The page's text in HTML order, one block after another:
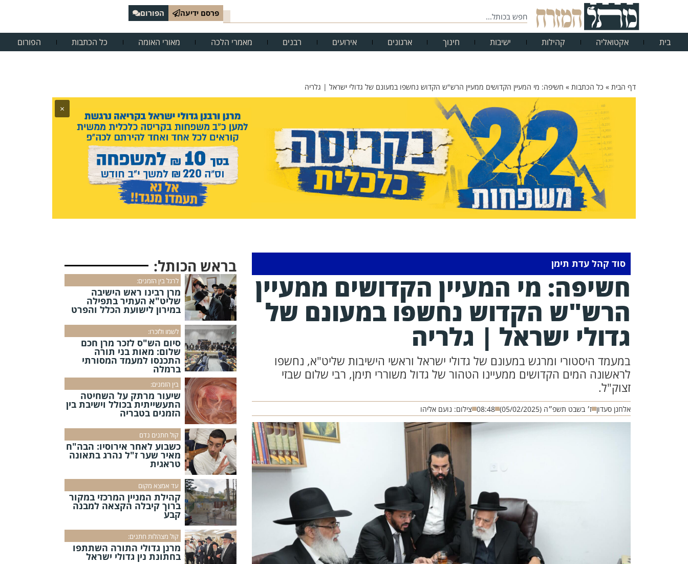
פרסם ידיעה הפורום
בית אקטואליה קהילות ישיבות חינוך ארגונים אירועים רבנים מאמרי הלכה מאורי האומה כל הכתבות הפורום
דף הבית » כל הכתבות » חשיפה: מי המעיין הקדושים ממעיין הרש"ש הקדוש נחשפו במעונם של גדולי ישראל | גלריה
×
סוד קהל עדת תימן
חשיפה: מי המעיין הקדושים ממעיין
הרש"ש הקדוש נחשפו במעונם של
גדולי ישראל | גלריה
במעמד היסטורי ומרגש במעונם של גדולי ישראל וראשי הישיבות שליט"א, נחשפו
לראשונה המים הקדושים ממעיינו הטהור של גדול משוררי תימן, רבי שלום שבזי
זצוק"ל.
אלחנן סעדון ז׳ בשבט תשפ״ה (05/02/2025) 08:48 צילום: נועם אליהו
בראש הכותל:
לרגל בין הזמנים:
מרן רבינו ראש הישיבה
שליט"א העתיר בתפילה
במירון לישועת הכלל והפרט
לשמו ולזכרו:
סיום הש"ס לזכר מרן חכם
שלום: מאות בני תורה
התכנסו למעמד המסורתי
ברמלה
בין הזמנים:
שיעור מרתק על השחיטה
התעשייתית בכולל וישיבת בין
הזמנים בטבריה
קול חתנים נדם
כשבוע לאחר אירוסיו: הבה"ח
מאיר שער ז"ל נהרג בתאונה
טראגית
עד אמצא מקום
קהילת המניין המרכזי במקור
ברוך קיבלה הקצאה למבנה
קבע
קול מצהלות חתנים:
מרנן גדולי התורה השתתפו
בחתונת נין גדולי ישראל